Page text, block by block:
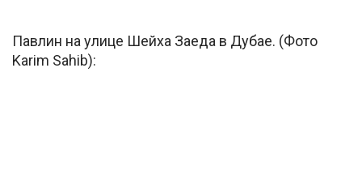
Павлин на улице Шейха Заеда в Дубае. (Фото
Karim Sahib):